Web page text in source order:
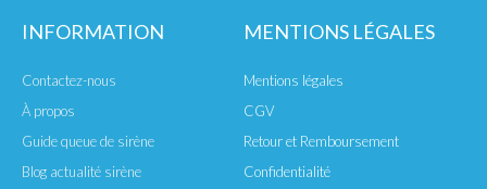
INFORMATION
Contactez-nous
À propos
Guide queue de sirène
Blog actualité sirène
MENTIONS LÉGALES
Mentions légales
CGV
Retour et Remboursement
Confidentialité